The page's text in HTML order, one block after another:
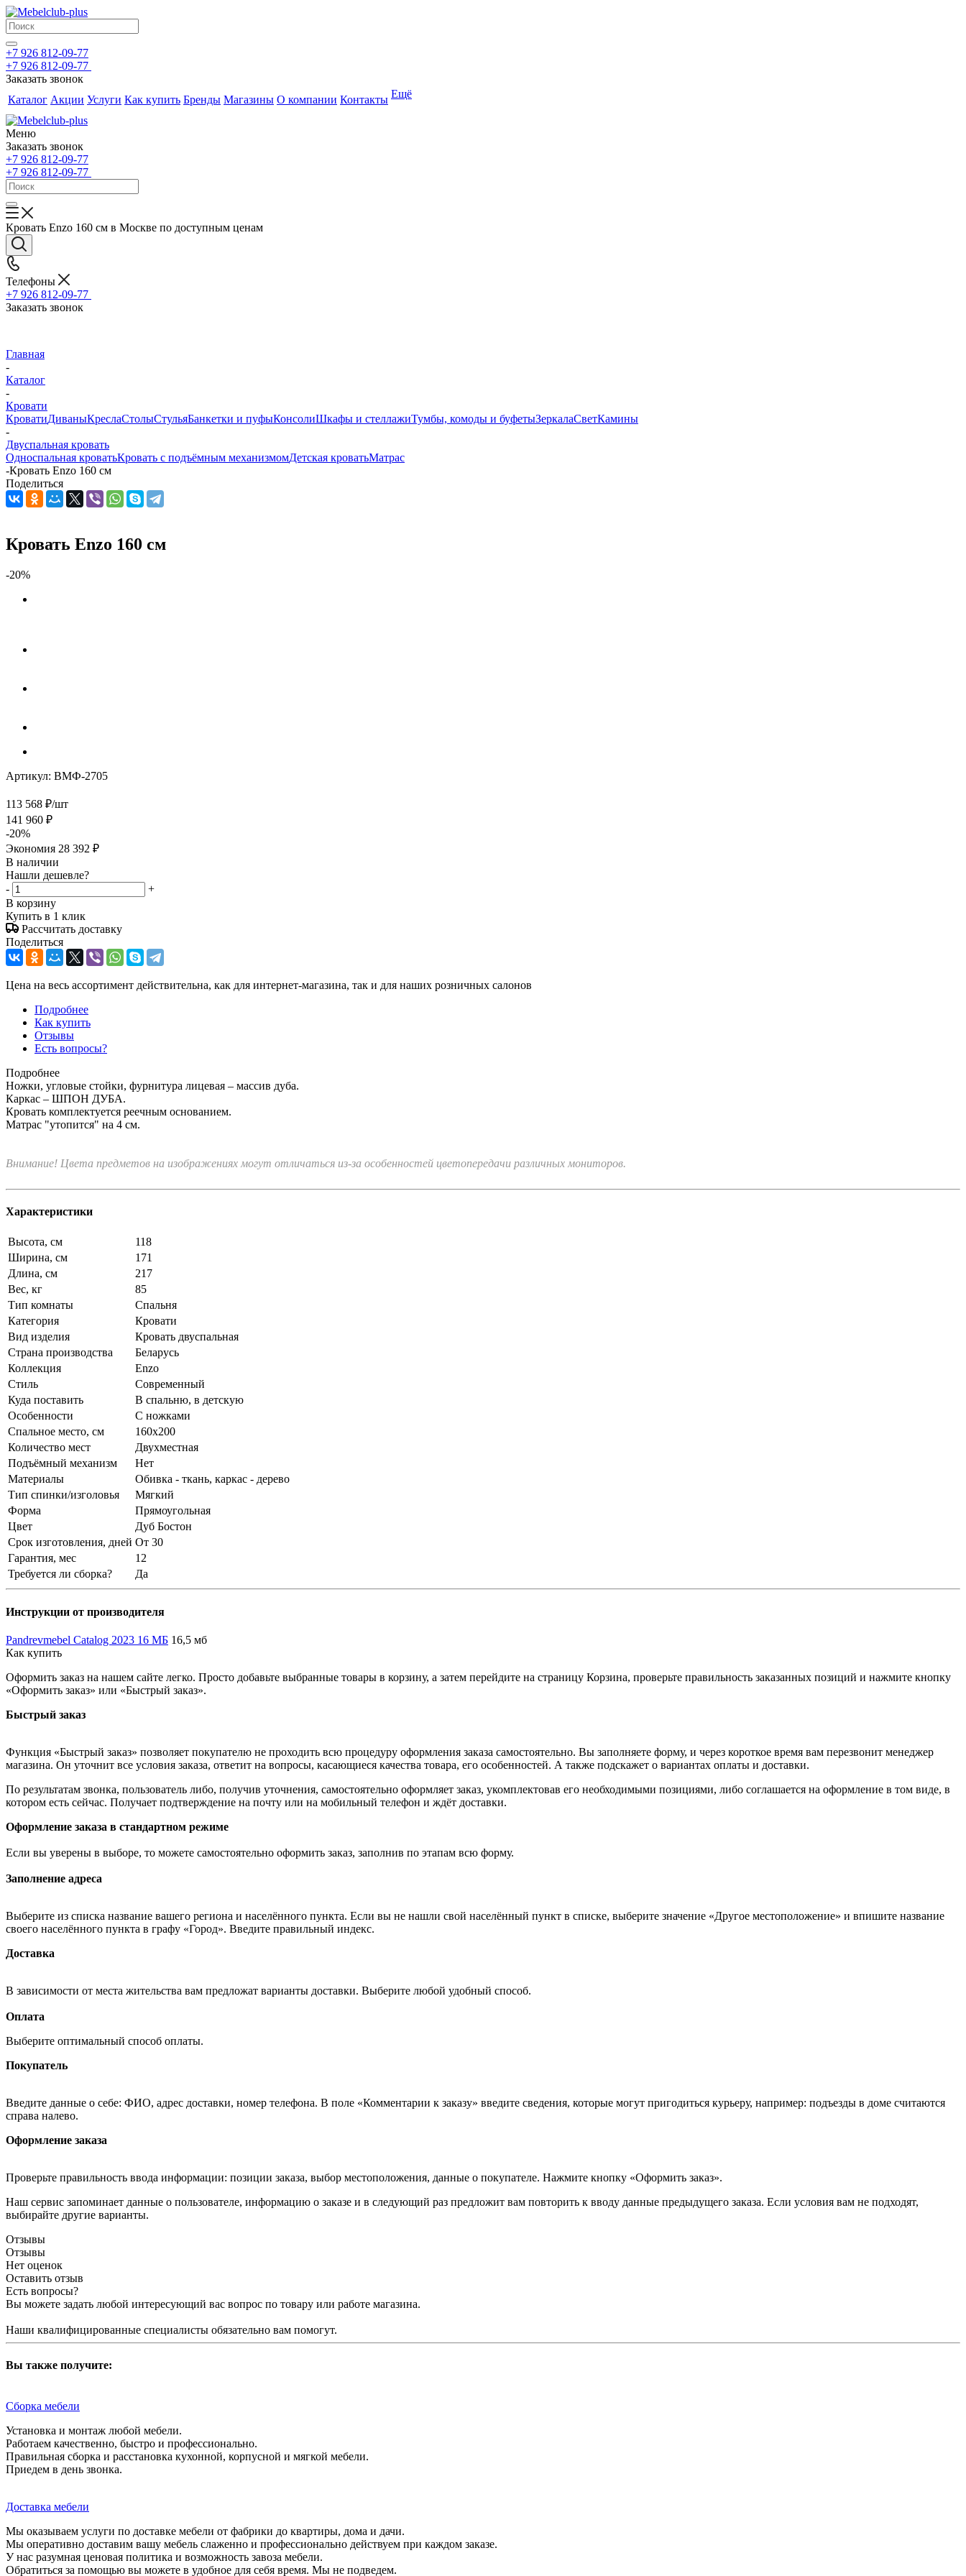
+7 926 812-09-77
+7 926 812-09-77
Заказать звонок
Каталог Акции Услуги Как купить Бренды Магазины О компании Контакты Ещё
Меню
Заказать звонок
+7 926 812-09-77
+7 926 812-09-77
Кровать Enzo 160 см в Москве по доступным ценам
Телефоны
+7 926 812-09-77
Заказать звонок
Главная
-
Каталог
-
Кровати
КроватиДиваныКреслаСтолыСтульяБанкетки и пуфыКонсолиШкафы и стеллажиТумбы, комоды и буфетыЗеркалаСветКамины
-
Двуспальная кровать
Односпальная кроватьКровать с подъёмным механизмомДетская кроватьМатрас
-Кровать Enzo 160 см
Поделиться
Кровать Enzo 160 см
-20%
Артикул: ВМФ-2705
113 568 ₽/шт
141 960 ₽
-20%
Экономия 28 392 ₽
В наличии
Нашли дешевле?
-
+
В корзину
Купить в 1 клик
Рассчитать доставку
Поделиться
Цена на весь ассортимент действительна, как для интернет-магазина, так и для наших розничных салонов
Подробнее
Как купить
Отзывы
Есть вопросы?
Подробнее
Ножки, угловые стойки, фурнитура лицевая – массив дуба.
Каркас – ШПОН ДУБА.
Кровать комплектуется реечным основанием.
Матрас "утопится" на 4 см.
Внимание! Цвета предметов на изображениях могут отличаться из-за особенностей цветопередачи различных мониторов.
Характеристики
Высота, см
118
Ширина, см
171
Длина, см
217
Вес, кг
85
Тип комнаты
Спальня
Категория
Кровати
Вид изделия
Кровать двуспальная
Страна производства
Беларусь
Коллекция
Enzo
Стиль
Современный
Куда поставить
В спальню, в детскую
Особенности
С ножками
Спальное место, см
160х200
Количество мест
Двухместная
Подъёмный механизм
Нет
Материалы
Обивка - ткань, каркас - дерево
Тип спинки/изголовья
Мягкий
Форма
Прямоугольная
Цвет
Дуб Бостон
Срок изготовления, дней От 30
Гарантия, мес
12
Требуется ли сборка?
Да
Инструкции от производителя
Pandrevmebel Catalog 2023 16 МБ 16,5 мб
Как купить
Оформить заказ на нашем сайте легко. Просто добавьте выбранные товары в корзину, а затем перейдите на страницу Корзина, проверьте правильность заказанных позиций и нажмите кнопку
«Оформить заказ» или «Быстрый заказ».
Быстрый заказ
Функция «Быстрый заказ» позволяет покупателю не проходить всю процедуру оформления заказа самостоятельно. Вы заполняете форму, и через короткое время вам перезвонит менеджер
магазина. Он уточнит все условия заказа, ответит на вопросы, касающиеся качества товара, его особенностей. А также подскажет о вариантах оплаты и доставки.
По результатам звонка, пользователь либо, получив уточнения, самостоятельно оформляет заказ, укомплектовав его необходимыми позициями, либо соглашается на оформление в том виде, в
котором есть сейчас. Получает подтверждение на почту или на мобильный телефон и ждёт доставки.
Оформление заказа в стандартном режиме
Если вы уверены в выборе, то можете самостоятельно оформить заказ, заполнив по этапам всю форму.
Заполнение адреса
Выберите из списка название вашего региона и населённого пункта. Если вы не нашли свой населённый пункт в списке, выберите значение «Другое местоположение» и впишите название
своего населённого пункта в графу «Город». Введите правильный индекс.
Доставка
В зависимости от места жительства вам предложат варианты доставки. Выберите любой удобный способ.
Оплата
Выберите оптимальный способ оплаты.
Покупатель
Введите данные о себе: ФИО, адрес доставки, номер телефона. В поле «Комментарии к заказу» введите сведения, которые могут пригодиться курьеру, например: подъезды в доме считаются
справа налево.
Оформление заказа
Проверьте правильность ввода информации: позиции заказа, выбор местоположения, данные о покупателе. Нажмите кнопку «Оформить заказ».
Наш сервис запоминает данные о пользователе, информацию о заказе и в следующий раз предложит вам повторить к вводу данные предыдущего заказа. Если условия вам не подходят,
выбирайте другие варианты.
Отзывы
Отзывы
Нет оценок
Оставить отзыв
Есть вопросы?
Вы можете задать любой интересующий вас вопрос по товару или работе магазина.
Наши квалифицированные специалисты обязательно вам помогут.
Вы также получите:
Сборка мебели
Установка и монтаж любой мебели.
Работаем качественно, быстро и профессионально.
Правильная сборка и расстановка кухонной, корпусной и мягкой мебели.
Приедем в день звонка.
Доставка мебели
Мы оказываем услуги по доставке мебели от фабрики до квартиры, дома и дачи.
Мы оперативно доставим вашу мебель слаженно и профессионально действуем при каждом заказе.
У нас разумная ценовая политика и возможность завоза мебели.
Обратиться за помощью вы можете в удобное для себя время. Мы не подведем.